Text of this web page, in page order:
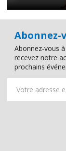
Abonnez-vous
recevez notre
prochains